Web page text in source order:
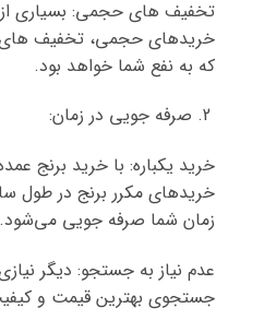
تخفیف های حجمی: بسیاری از
خریدهای حجمی، تخفیف های
که به نفع شما خواهد بود.
صرفه جویی در زمان:
خرید یکباره: با خرید برنج
خریدهای مکرر برنج در طول
زمان شما صرفه جویی می‌شود.
عدم نیاز به جستجو: دیگر
جستجوی بهترین قیمت و